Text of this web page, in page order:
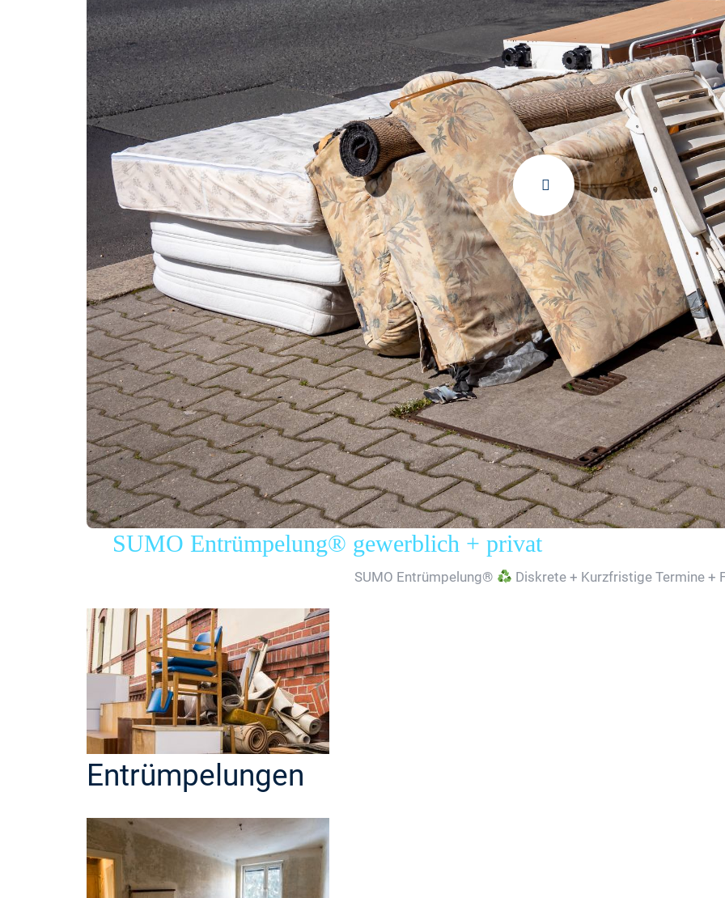
SUMO Entrümpelung® gewerblich + privat
SUMO Entrümpelung® Diskrete + Kurzfristige Termine +
Entrümpelungen